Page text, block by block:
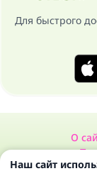
Для быстрого
О
Сайт «Ислам:
Наш сайт